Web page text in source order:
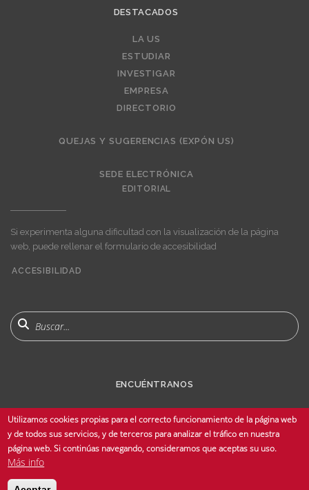
DESTACADOS
LA US
ESTUDIAR
INVESTIGAR
EMPRESA
DIRECTORIO
QUEJAS Y SUGERENCIAS (EXPÓN US)
SEDE ELECTRÓNICA
EDITORIAL
Si experimenta alguna dificultad con la visualización de la página
web, puede rellenar el formulario de accesibilidad
menu
ACCESIBILIDAD
Buscar
ENCUÉNTRANOS
© Copyright 2025 Universidad de Sevilla - Todos los derechos reservados -
Utilizamos cookies propias para el correcto funcionamiento de la página web
y de todos sus servicios, y de terceros para analizar el tráfico en nuestra
página web. Si continúas navegando, consideramos que aceptas su uso.
Más info